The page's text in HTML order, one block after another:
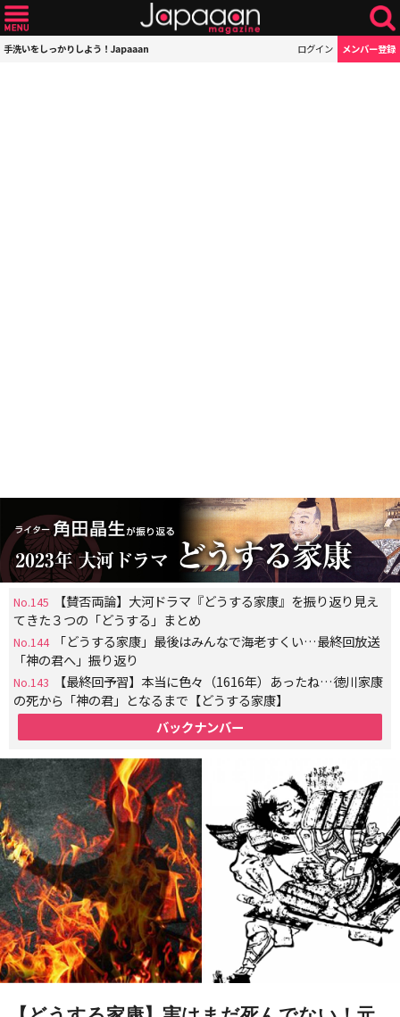
手洗いをしっかりしよう！Japaaan ログイン メンバー登録
No.145
【賛否両論】大河ドラマ『どうする家康』を振り返り見え
てきた３つの「どうする」まとめ
No.144
「どうする家康」最後はみんなで海老すくい…最終回放送
「神の君へ」振り返り
No.143
【最終回予習】本当に色々（1616年）あったね…徳川家康
の死から「神の君」となるまで【どうする家康】
バックナンバー